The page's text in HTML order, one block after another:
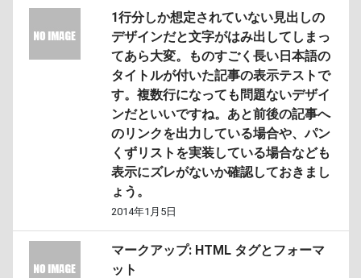
1行分しか想定されていない見出しの
デザインだと文字がはみ出してしまっ
てあら大変。ものすごく長い日本語の
タイトルが付いた記事の表示テストで
す。複数行になっても問題ないデザイ
ンだといいですね。あと前後の記事へ
のリンクを出力している場合や、パン
くずリストを実装している場合なども
表示にズレがないか確認しておきまし
ょう。
2014年1月5日
マークアップ: HTML タグとフォーマ
ット